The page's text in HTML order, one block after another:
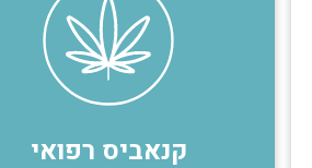
קנאביס רפואי